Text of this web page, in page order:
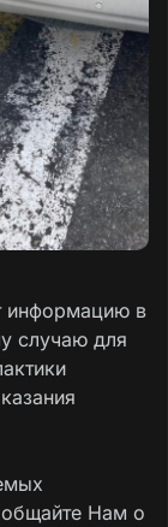
в
случаю для
Нам о